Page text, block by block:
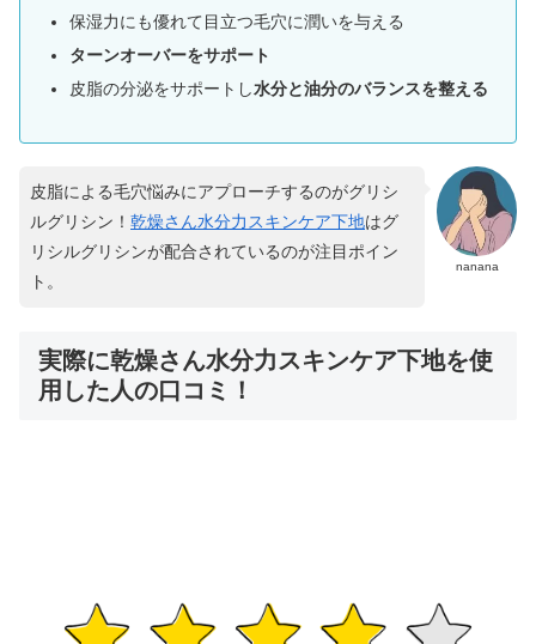
保湿力にも優れて目立つ毛穴に潤いを与える
ターンオーバーをサポート
皮脂の分泌をサポートし水分と油分のバランスを整える
nanana
皮脂による毛穴悩みにアプローチするのがグリシ
ルグリシン！ 乾燥さん水分力スキンケア下地はグ
リシルグリシンが配合されているのが注目ポイン
ト。
実際に乾燥さん水分力スキンケア下地を使
用した人の口コミ！